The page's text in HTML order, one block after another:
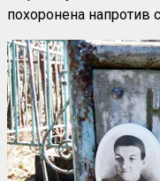
похоронена напротив